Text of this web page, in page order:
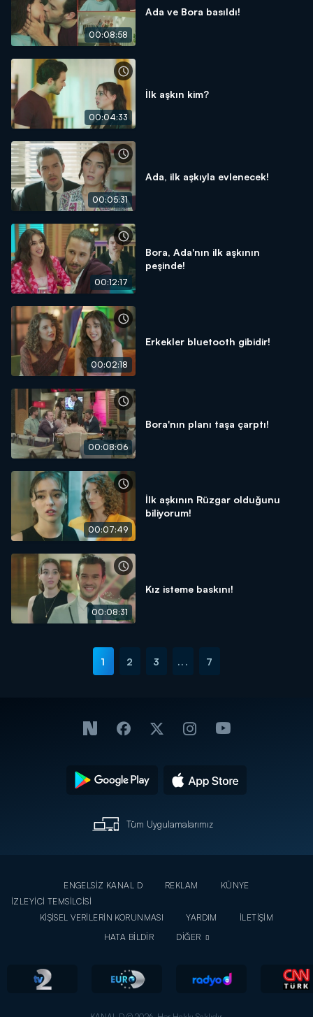
00:08:58
Ada ve Bora basıldı!
00:04:33
İlk aşkın kim?
00:05:31
Ada, ilk aşkıyla evlenecek!
00:12:17
Bora, Ada'nın ilk aşkının
peşinde!
00:02:18
Erkekler bluetooth gibidir!
00:08:06
Bora'nın planı taşa çarptı!
00:07:49
İlk aşkının Rüzgar olduğunu
biliyorum!
00:08:31
Kız isteme baskını!
1 2 3 ... 7
Tüm Uygulamalarımız
ENGELSİZ KANAL D REKLAM
KÜNYE
İZLEYİCİ TEMSİLCİSİ
KİŞİSEL VERİLERİN KORUNMASI
YARDIM
İLETİŞİM
HATA BİLDİR
DİĞER